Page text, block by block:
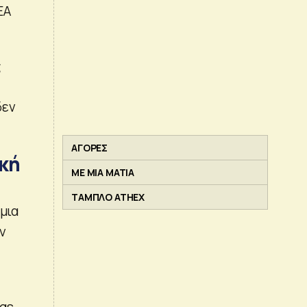
ΑΓΟΡΕΣ
ΜΕ ΜΙΑ ΜΑΤΙΑ
ΤΑΜΠΛΟ ATHEX